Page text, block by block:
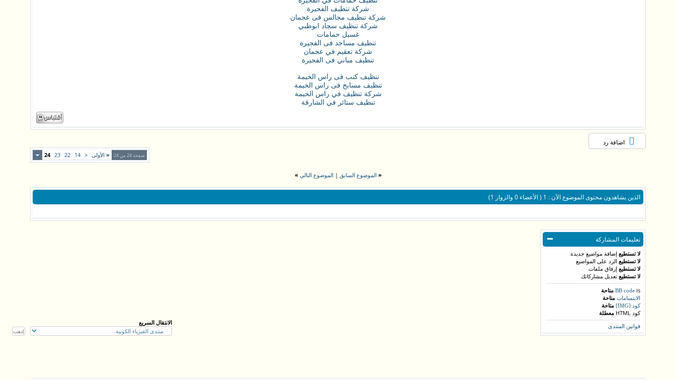
شركة تنظيف الفجيرة
شركة تنظيف مجالس فى عجمان
شركة تنظيف سجاد ابوظبي
غسيل حمامات
تنظيف مساجد فى الفجيرة
شركة تعقيم في عجمان
تنظيف مباني فى الفجيرة
تنظيف كنب فى راس الخيمة
تنظيف مسابح فى راس الخيمة
شركة تنظيف في راس الخيمة
تنظيف ستائر في الشارقة
اضافة رد
صفحة 24 من 24 « الأولى <
14
22
23
24
« الموضوع السابق | الموضوع التالي »
الذين يشاهدون محتوى الموضوع الآن : 1 ( الأعضاء 0 والزوار 1)
تعليمات المشاركة
لا تستطيع إضافة مواضيع جديدة
لا تستطيع الرد على المواضيع
لا تستطيع إرفاق ملفات
لا تستطيع تعديل مشاركاتك
BB code is متاحة
الابتسامات متاحة
كود [IMG]
متاحة
كود HTML
معطلة
قوانين المنتدى الانتقال السريع